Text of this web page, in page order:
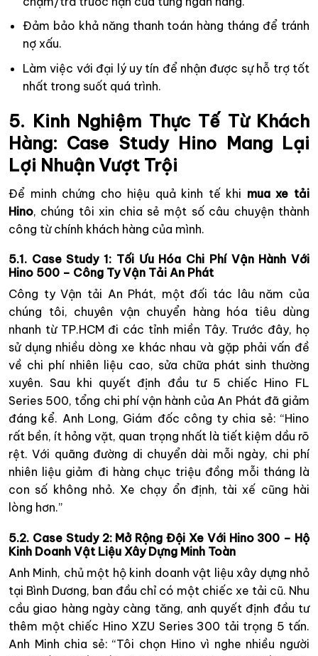
Đảm bảo khả năng thanh toán hàng tháng để tránh
nợ xấu.
Làm việc với đại lý uy tín để nhận được sự hỗ trợ tốt
nhất trong suốt quá trình.
5. Kinh Nghiệm Thực Tế Từ Khách
Hàng: Case Study Hino Mang Lại
Lợi Nhuận Vượt Trội
Để minh chứng cho hiệu quả kinh tế khi mua xe tải
Hino, chúng tôi xin chia sẻ một số câu chuyện thành
công từ chính khách hàng của mình.
5.1. Case Study 1: Tối Ưu Hóa Chi Phí Vận Hành Với
Hino 500 – Công Ty Vận Tải An Phát
Công ty Vận tải An Phát, một đối tác lâu năm của
chúng tôi, chuyên vận chuyển hàng hóa tiêu dùng
nhanh từ TP.HCM đi các tỉnh miền Tây. Trước đây, họ
sử dụng nhiều dòng xe khác nhau và gặp phải vấn đề
về chi phí nhiên liệu cao, sửa chữa phát sinh thường
xuyên. Sau khi quyết định đầu tư 5 chiếc Hino FL
Series 500, tổng chi phí vận hành của An Phát đã giảm
đáng kể. Anh Long, Giám đốc công ty chia sẻ: “Hino
rất bền, ít hỏng vặt, quan trọng nhất là tiết kiệm dầu rõ
rệt. Với quãng đường di chuyển dài mỗi ngày, chi phí
nhiên liệu giảm đi hàng chục triệu đồng mỗi tháng là
con số không nhỏ. Xe chạy ổn định, tài xế cũng hài
lòng hơn.”
5.2. Case Study 2: Mở Rộng Đội Xe Với Hino 300 – Hộ
Kinh Doanh Vật Liệu Xây Dựng Minh Toàn
Anh Minh, chủ một hộ kinh doanh vật liệu xây dựng nhỏ
tại Bình Dương, ban đầu chỉ có một chiếc xe tải cũ. Nhu
cầu giao hàng ngày càng tăng, anh quyết định đầu tư
thêm một chiếc Hino XZU Series 300 tải trọng 5 tấn.
Anh Minh chia sẻ: “Tôi chọn Hino vì nghe nhiều người